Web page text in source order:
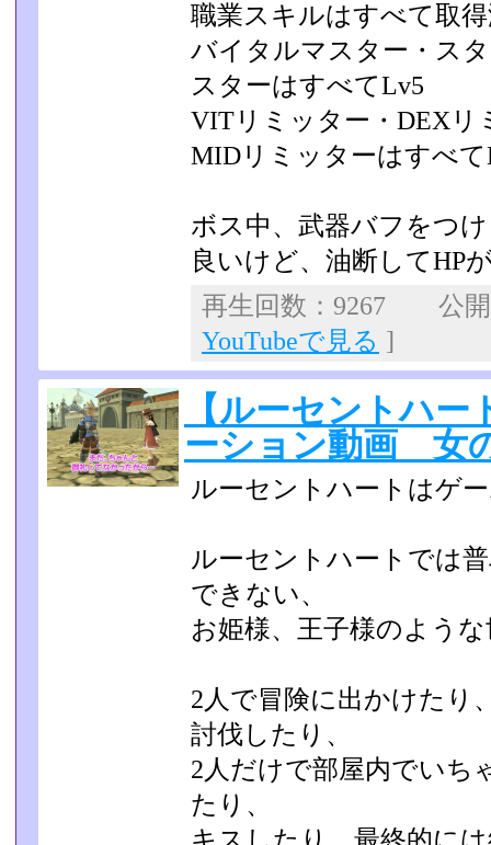
職業スキルはすべて取
バイタルマスター・ス
スターはすべてLv5
VITリミッター・DEXリ
MIDリミッターはすべ
ボス中、武器バフをつ
良いけど、油断してHP
再生回数：9267 公
YouTubeで見る ]
【ルーセントハ
ーション動画 女
ルーセントハートはゲ
ルーセントハートでは
できない、
お姫様、王子様のよう
2人で冒険に出かけたり
討伐したり、
2人だけで部屋内でいち
たり、